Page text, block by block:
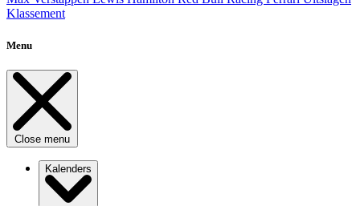
Klassement
Menu
Close menu
Kalenders